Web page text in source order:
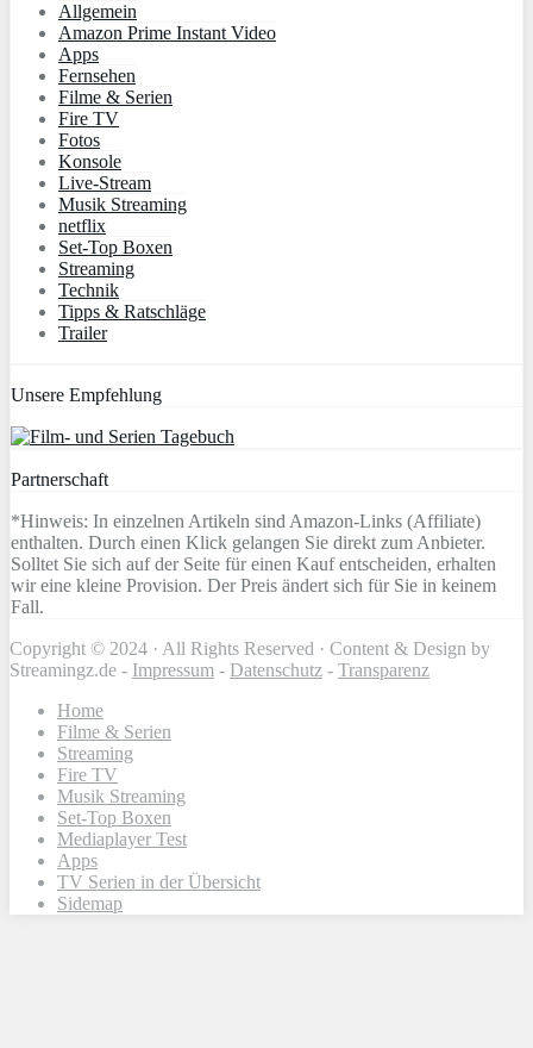
Allgemein
Amazon Prime Instant Video
Apps
Fernsehen
Filme & Serien
Fire TV
Fotos
Konsole
Live-Stream
Musik Streaming
netflix
Set-Top Boxen
Streaming
Technik
Tipps & Ratschläge
Trailer
Unsere Empfehlung
Partnerschaft
*Hinweis: In einzelnen Artikeln sind Amazon-Links (Affiliate)
enthalten. Durch einen Klick gelangen Sie direkt zum Anbieter.
Solltet Sie sich auf der Seite für einen Kauf entscheiden, erhalten
wir eine kleine Provision. Der Preis ändert sich für Sie in keinem
Fall.
Copyright © 2024 · All Rights Reserved · Content & Design by
Streamingz.de - Impressum - Datenschutz - Transparenz
Home
Filme & Serien
Streaming
Fire TV
Musik Streaming
Set-Top Boxen
Mediaplayer Test
Apps
TV Serien in der Übersicht
Sidemap